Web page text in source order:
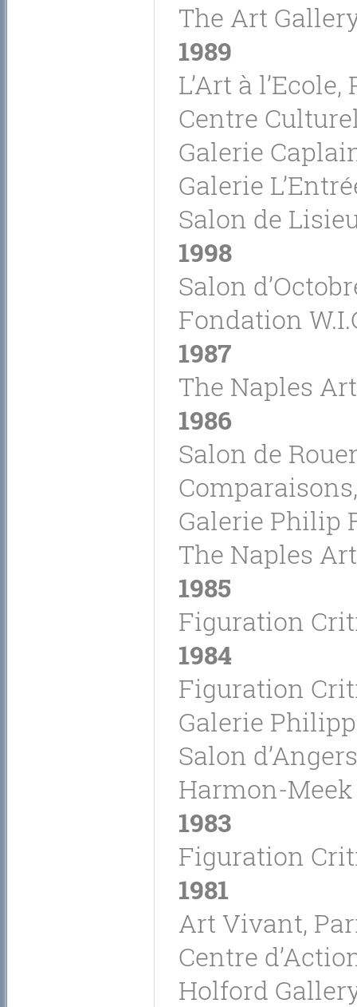
The Art
1989
L’Art à
Centre
Galerie
Galerie
Salon de
1998
Salon
Fondation
1987
The Naples
1986
Salon de
Galerie Philip
The Naples
1985
Figuration
1984
Figuration
Galerie
Salon
Harmon-Meek
1983
Figuration
1981
Art Vivant,
Centre
Holford